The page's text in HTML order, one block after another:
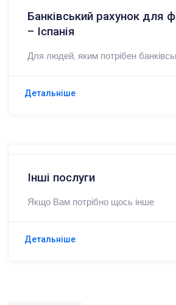
Банківський рахунок для
– Іспанія
Для людей, яким потрібен
Детальніше
Інші послуги
Якщо Вам потрібно щось інше
Детальніше